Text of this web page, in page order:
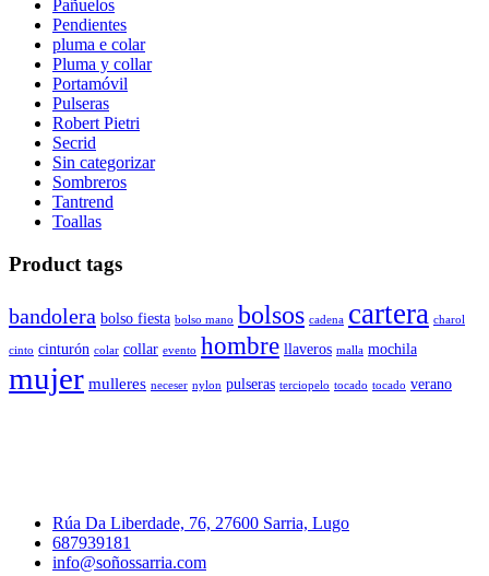
Pañuelos
Pendientes
pluma e colar
Pluma y collar
Portamóvil
Pulseras
Robert Pietri
Secrid
Sin categorizar
Sombreros
Tantrend
Toallas
Product tags
bandolera bolso fiesta bolso mano bolsos cadena cartera charol
cinto cinturón colar collar evento hombre llaveros malla mochila
mujer mulleres neceser nylon pulseras terciopelo tocado tocado verano
Rúa Da Liberdade, 76, 27600 Sarria, Lugo
687939181
info@soñossarria.com